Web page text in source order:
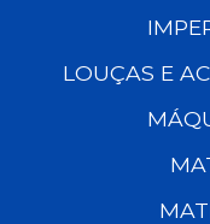
LOUÇAS E